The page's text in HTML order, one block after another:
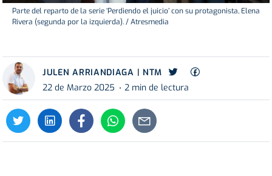
Parte del reparto de la serie ‘Perdiendo el juicio’ con su protagonista, Elena
Rivera (segunda por la izquierda). / Atresmedia
JULEN ARRIANDIAGA | NTM
22 de Marzo 2025
2 min de lectura